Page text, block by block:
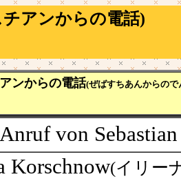
アンからの電話)
ンからの電話(ぜばすちあんからので
von Sebastian
Korschnow(イリー